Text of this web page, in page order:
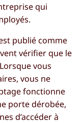
qui
publié comme
vérifier que le
vous
vous ne
fonctionne
porte dérobée,
d’accéder à